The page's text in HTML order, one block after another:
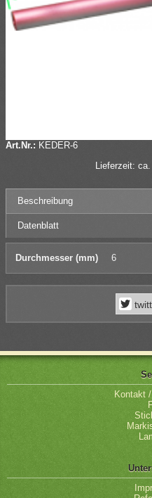
Art.Nr.: KEDER-6
Lieferzeit:
Beschreibung
Datenblatt
Durchmesser (mm) 6
Kontakt